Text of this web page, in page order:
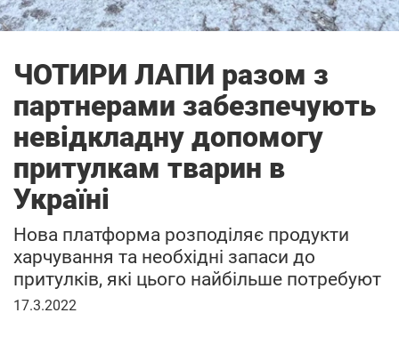
ЧОТИРИ ЛАПИ разом з
партнерами забезпечують
невідкладну допомогу
притулкам тварин в
Україні
Нова платформа розподіляє продукти
харчування та необхідні запаси до
притулків, які цього найбільше потребуют
17
17.3.2022